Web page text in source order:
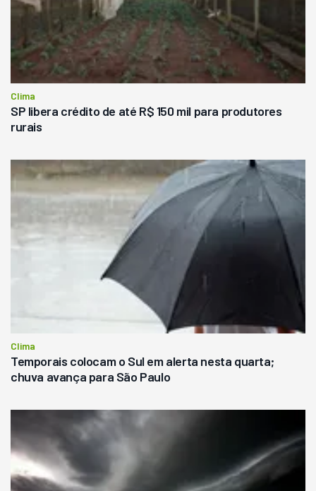
Clima
SP libera crédito de até R$ 150 mil para produtores
rurais
Clima
Temporais colocam o Sul em alerta nesta quarta;
chuva avança para São Paulo